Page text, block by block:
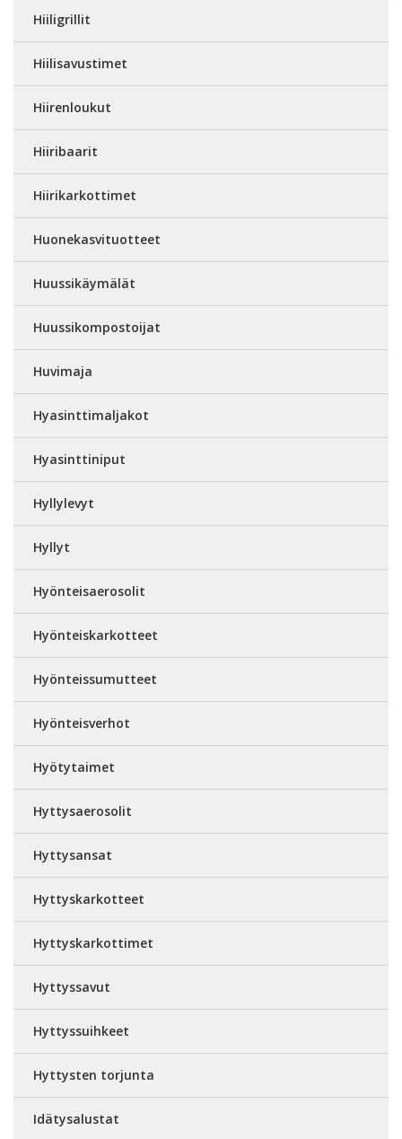
Hiiligrillit
Hiilisavustimet
Hiirenloukut
Hiiribaarit
Hiirikarkottimet
Huonekasvituotteet
Huussikäymälät
Huussikompostoijat
Huvimaja
Hyasinttimaljakot
Hyasinttiniput
Hyllylevyt
Hyllyt
Hyönteisaerosolit
Hyönteiskarkotteet
Hyönteissumutteet
Hyönteisverhot
Hyötytaimet
Hyttysaerosolit
Hyttysansat
Hyttyskarkotteet
Hyttyskarkottimet
Hyttyssavut
Hyttyssuihkeet
Hyttysten torjunta
Idätysalustat